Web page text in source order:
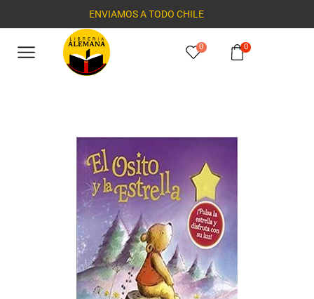
ENVIAMOS A TODO CHILE
0 0